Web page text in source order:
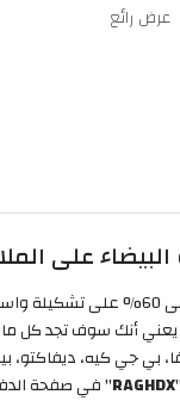
عرض رائع
على
يعني أنك سوف تجد كل
RAGHDX" في صفحة